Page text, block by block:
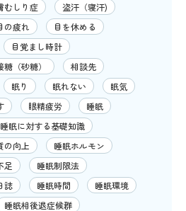
むしり症
盗汗（寝汗)
の疲れ
目を休める
目覚まし時計
糖（砂糖）
相談先
眠り 眠れない
眠気
眼精疲労
睡眠
睡眠に対する基礎知識
の向上
睡眠ホルモン
足
睡眠制限法
誌 睡眠時間
睡眠環境
睡眠相後退症候群